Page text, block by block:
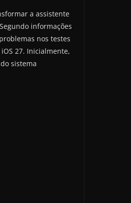
a assistente
informações
nos testes
27. Inicialmente,
sistema